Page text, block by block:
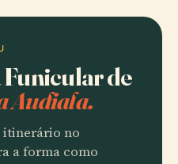
Funicular de
Audiala.
itinerário no
a forma como